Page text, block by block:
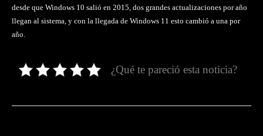
desde que Windows 10 salió en 2015, dos grandes actualizaciones por año
llegan al sistema, y con la llegada de Windows 11 esto cambió a una por
año.
¿Qué te pareció esta noticia?